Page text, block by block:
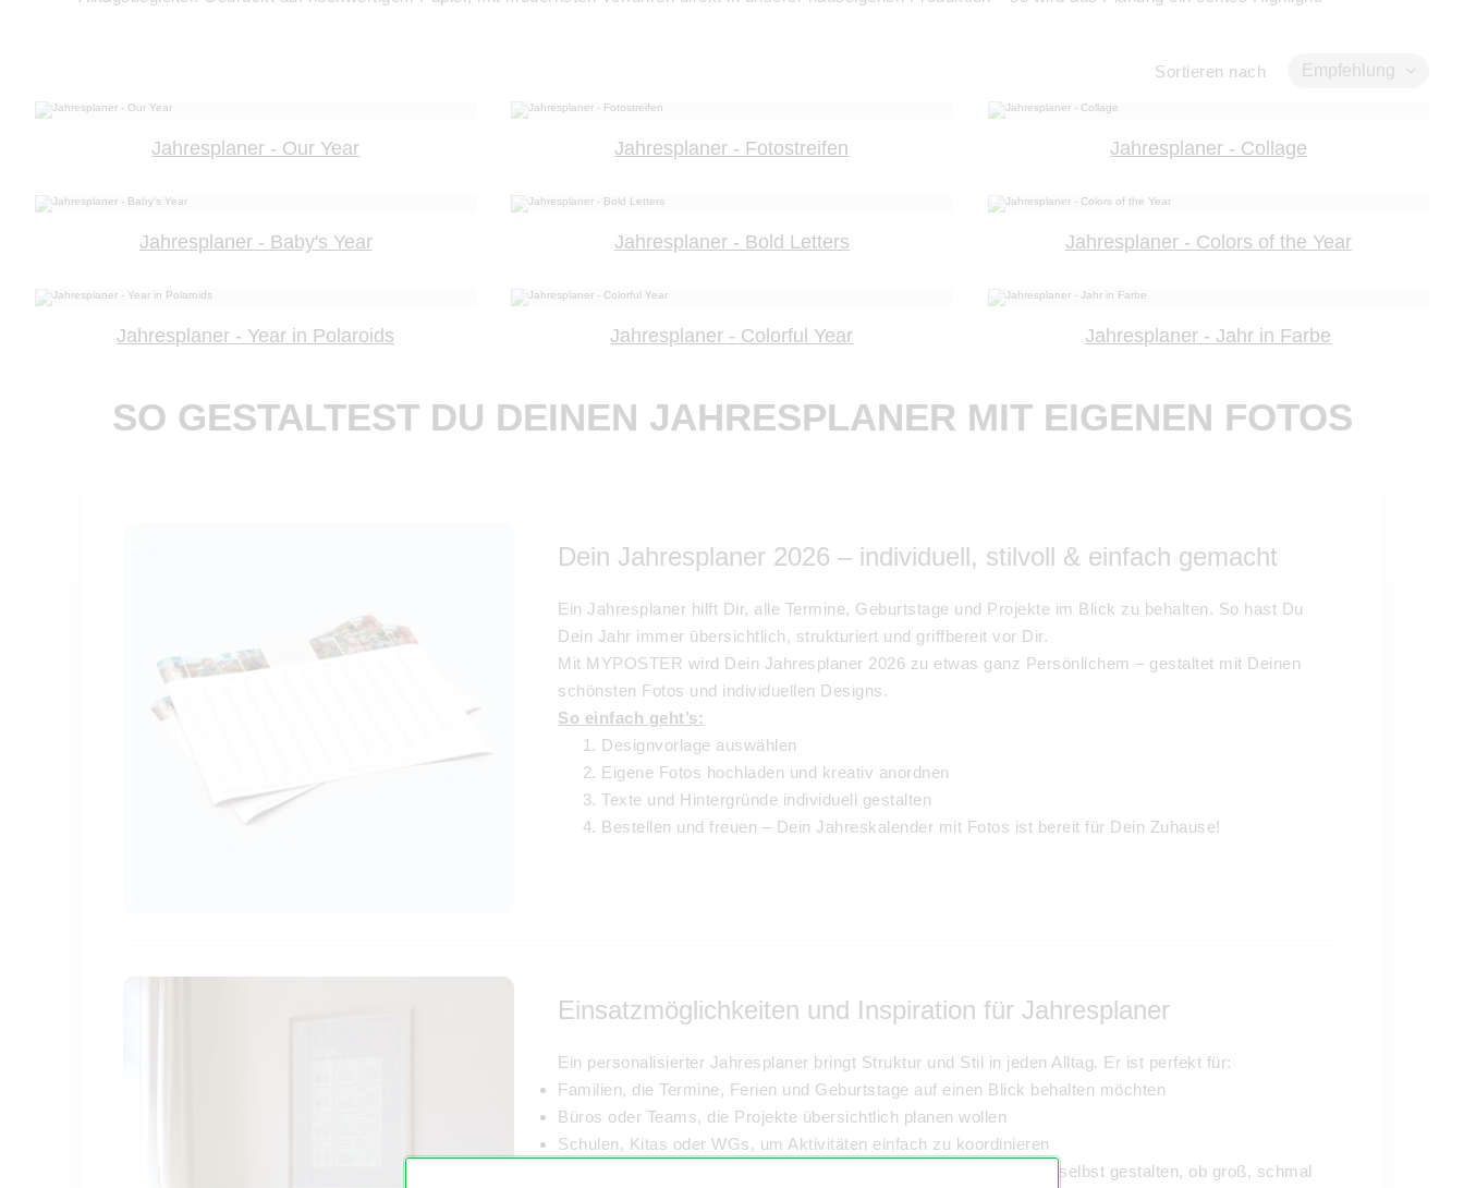
Sortieren nach Empfehlung
Jahresplaner - Our Year Jahresplaner - Fotostreifen Jahresplaner - Collage
Jahresplaner - Baby's Year Jahresplaner - Bold Letters Jahresplaner - Colors of the Year
Jahresplaner - Year in Polaroids Jahresplaner - Colorful Year Jahresplaner - Jahr in Farbe
SO GESTALTEST DU DEINEN JAHRESPLANER MIT EIGENEN FOTOS
Dein Jahresplaner 2026 – individuell, stilvoll & einfach gemacht
Ein Jahresplaner hilft Dir, alle Termine, Geburtstage und Projekte im Blick zu behalten. So hast Du
Dein Jahr immer übersichtlich, strukturiert und griffbereit vor Dir.
Mit MYPOSTER wird Dein Jahresplaner 2026 zu etwas ganz Persönlichem – gestaltet mit Deinen
schönsten Fotos und individuellen Designs.
So einfach geht’s:
Designvorlage auswählen
Eigene Fotos hochladen und kreativ anordnen
Texte und Hintergründe individuell gestalten
Bestellen und freuen – Dein Jahreskalender mit Fotos ist bereit für Dein Zuhause!
Einsatzmöglichkeiten und Inspiration für Jahresplaner
Ein personalisierter Jahresplaner bringt Struktur und Stil in jeden Alltag. Er ist perfekt für:
Familien, die Termine, Ferien und Geburtstage auf einen Blick behalten möchten
Büros oder Teams, die Projekte übersichtlich planen wollen
Schulen, Kitas oder WGs, um Aktivitäten einfach zu koordinieren
Bei MYPOSTER kannst Du Deinen Jahresplaner im Wunschmaß selbst gestalten, ob groß, schmal